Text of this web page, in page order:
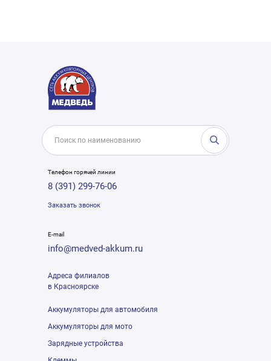
Телефон горячей линии
8 (391) 299-76-06
Заказать звонок
E-mail
info@medved-akkum.ru
Адреса филиалов
в Красноярске
Аккумуляторы для автомобиля
Аккумуляторы для мото
Зарядные устройства